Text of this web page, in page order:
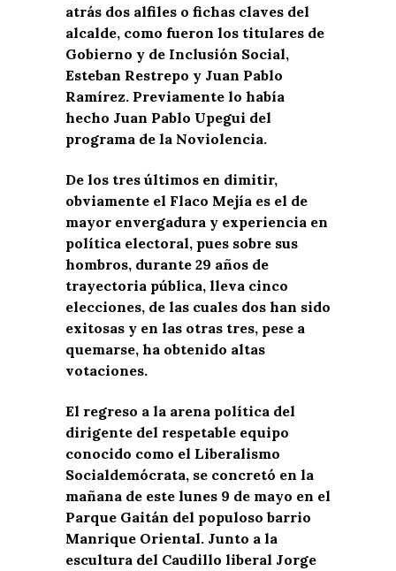
atrás dos alfiles o fichas claves del
alcalde, como fueron los titulares de
Gobierno y de Inclusión Social,
Esteban Restrepo y Juan Pablo
Ramírez. Previamente lo había
hecho Juan Pablo Upegui del
programa de la Noviolencia.
De los tres últimos en dimitir,
obviamente el Flaco Mejía es el de
mayor envergadura y experiencia en
política electoral, pues sobre sus
hombros, durante 29 años de
trayectoria pública, lleva cinco
elecciones, de las cuales dos han sido
exitosas y en las otras tres, pese a
quemarse, ha obtenido altas
votaciones.
El regreso a la arena política del
dirigente del respetable equipo
conocido como el Liberalismo
Socialdemócrata, se concretó en la
mañana de este lunes 9 de mayo en el
Parque Gaitán del populoso barrio
Manrique Oriental. Junto a la
escultura del Caudillo liberal Jorge